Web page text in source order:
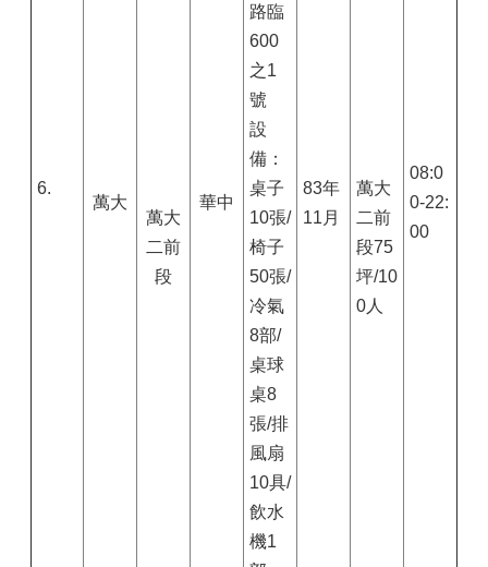
6.
萬大 華中
83年
11月
08:0
0-22:
00
萬大
二前
段
路臨
600
之1
號
設
備：
桌子
10張/
椅子
50張/
冷氣
8部/
桌球
桌8
張/排
風扇
10具/
飲水
機1
萬大
二前
段75
坪/10
0人